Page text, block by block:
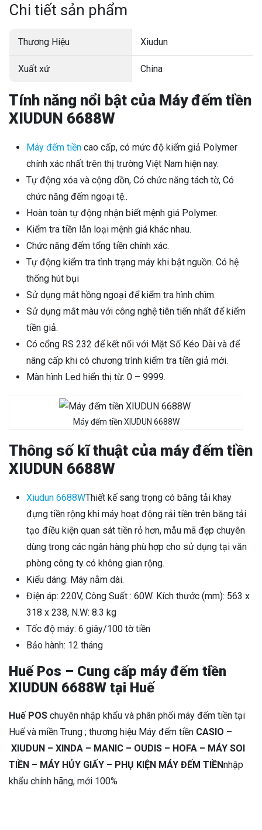
Chi tiết sản phẩm
Thương Hiệu Xiudun
Xuất xứ China
Tính năng nổi bật của Máy đếm tiền
XIUDUN 6688W
Máy đếm tiền cao cấp, có mức độ kiểm giả Polymer
chính xác nhất trên thị trường Việt Nam hiện nay.
Tự động xóa và cộng dồn, Có chức năng tách tờ, Có
chức năng đếm ngoại tệ..
Hoàn toàn tự động nhận biết mệnh giá Polymer.
Kiểm tra tiền lẫn loại mệnh giá khác nhau.
Chức năng đếm tổng tiền chính xác.
Tự động kiểm tra tình trạng máy khi bật nguồn. Có hệ
thống hút bụi
Sử dụng mắt hồng ngoại để kiểm tra hình chìm.
Sử dụng mắt màu với công nghệ tiên tiến nhất để kiểm
tiền giả.
Có cổng RS 232 để kết nối với Mặt Số Kéo Dài và để
nâng cấp khi có chương trình kiểm tra tiền giả mới.
Màn hình Led hiển thị từ: 0 – 9999.
Máy đếm tiền XIUDUN 6688W
Thông số kĩ thuật của máy đếm tiền
XIUDUN 6688W
Xiudun 6688WThiết kế sang trọng có băng tải khay
đựng tiền rộng khi máy hoạt động rải tiền trên băng tải
tạo điều kiện quan sát tiền rỏ hơn, mẫu mã đẹp chuyên
dùng trong các ngân hàng phù hợp cho sử dụng tại văn
phòng công ty có không gian rộng.
Kiểu dáng: Máy nằm dài.
Điện áp: 220V, Công Suất : 60W. Kích thước (mm): 563 x
318 x 238, N.W: 8.3 kg
Tốc độ máy: 6 giây/100 tờ tiền
Bảo hành: 12 tháng
Huế Pos – Cung cấp máy đếm tiền
XIUDUN 6688W tại Huế
Huế POS chuyên nhập khẩu và phân phối máy đếm tiền tại
Huế và miền Trung ; thương hiệu Máy đếm tiền CASIO –
XIUDUN – XINDA – MANIC – OUDIS – HOFA – MÁY SOI
TIỀN – MÁY HỦY GIẤY – PHỤ KIỆN MÁY ĐẾM TIỀNnhập
khẩu chính hãng, mới 100%